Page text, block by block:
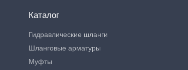
Каталог
Гидравлические шланги
Шланговые арматуры
Муфты